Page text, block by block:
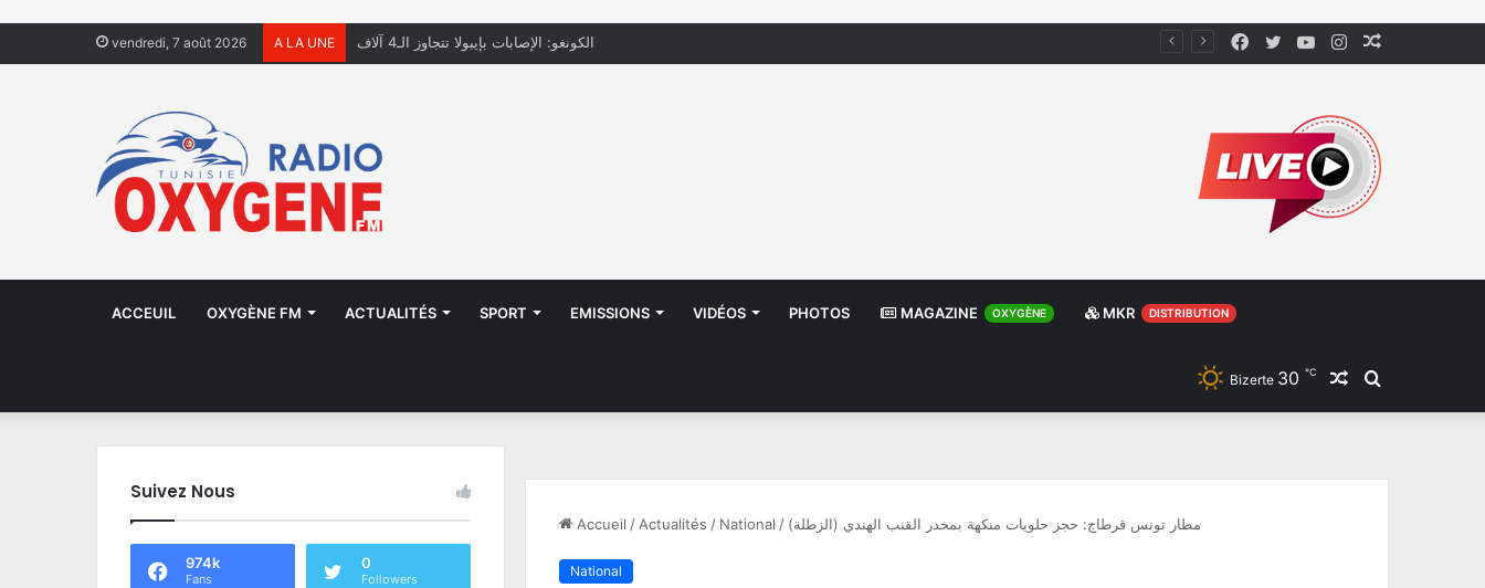
vendredi, 7 août 2026 A LA UNE الكونغو: الإصابات بإيبولا تتجاوز الـ4 آلاف Instagram
YouTube
Twitter
Facebook
ACCEUIL OXYGÈNE FM ACTUALITÉS SPORT EMISSIONS VIDÉOS PHOTOS MAGAZINE OXYGÈNE MKR DISTRIBUTION
Rechercher
Article
Bizerte 30 ℃
Accueil / Actualités / National / (مطار تونس قرطاج: حجز حلويات منكهة بمخدر القنب الهندي (الزطلة
National
Suivez Nous
974k
Fans
0
Followers